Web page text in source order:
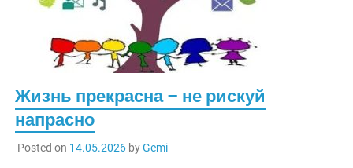
Жизнь прекрасна – не рискуй
напрасно
Posted on 14.05.2026byGemi